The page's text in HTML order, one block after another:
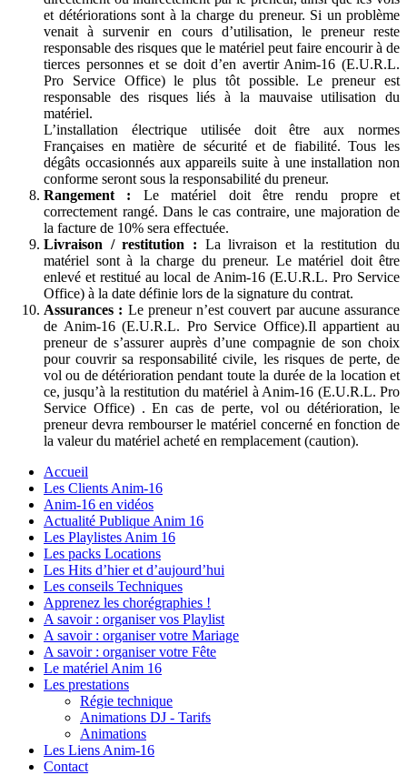
et détériorations sont à la charge du preneur. Si un problème
venait à survenir en cours d’utilisation, le preneur reste
responsable des risques que le matériel peut faire encourir à de
tierces personnes et se doit d’en avertir Anim-16 (E.U.R.L.
Pro Service Office) le plus tôt possible. Le preneur est
responsable des risques liés à la mauvaise utilisation du
matériel.
L’installation électrique utilisée doit être aux normes
Françaises en matière de sécurité et de fiabilité. Tous les
dégâts occasionnés aux appareils suite à une installation non
conforme seront sous la responsabilité du preneur.
Rangement : Le matériel doit être rendu propre et
correctement rangé. Dans le cas contraire, une majoration de
la facture de 10% sera effectuée.
Livraison / restitution : La livraison et la restitution du
matériel sont à la charge du preneur. Le matériel doit être
enlevé et restitué au local de Anim-16 (E.U.R.L. Pro Service
Office) à la date définie lors de la signature du contrat.
Assurances : Le preneur n’est couvert par aucune assurance
de Anim-16 (E.U.R.L. Pro Service Office).Il appartient au
preneur de s’assurer auprès d’une compagnie de son choix
pour couvrir sa responsabilité civile, les risques de perte, de
vol ou de détérioration pendant toute la durée de la location et
ce, jusqu’à la restitution du matériel à Anim-16 (E.U.R.L. Pro
Service Office) . En cas de perte, vol ou détérioration, le
preneur devra rembourser le matériel concerné en fonction de
la valeur du matériel acheté en remplacement (caution).
Accueil
Les Clients Anim-16
Anim-16 en vidéos
Actualité Publique Anim 16
Les Playlistes Anim 16
Les packs Locations
Les Hits d’hier et d’aujourd’hui
Les conseils Techniques
Apprenez les chorégraphies !
A savoir : organiser vos Playlist
A savoir : organiser votre Mariage
A savoir : organiser votre Fête
Le matériel Anim 16
Les prestations
Régie technique
Animations DJ - Tarifs
Animations
Les Liens Anim-16
Contact